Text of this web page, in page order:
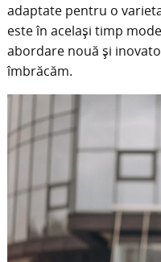
adaptate pentru o
este în același timp
abordare nouă și
îmbrăcăm.